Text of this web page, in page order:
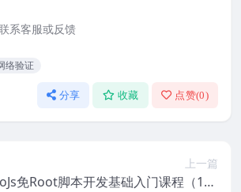
系客服或反馈
络验证
分享 收藏 点赞(0)
上一篇
免Root脚本开发基础入门课程（161